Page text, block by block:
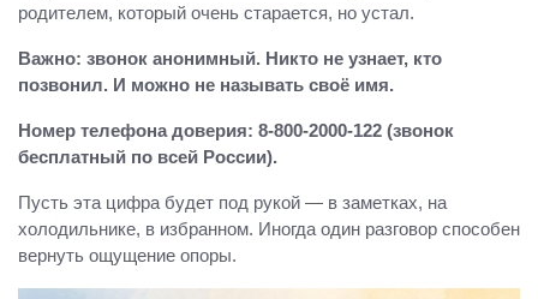
родителем, который очень старается, но устал.
Важно: звонок анонимный. Никто не узнает, кто
позвонил. И можно не называть своё имя.
Номер телефона доверия: 8‑800‑2000‑122 (звонок
бесплатный по всей России).
Пусть эта цифра будет под рукой — в заметках, на
холодильнике, в избранном. Иногда один разговор способен
вернуть ощущение опоры.